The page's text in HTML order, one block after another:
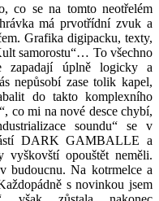
co se na tomto neotřelém
má prvotřídní zvuk a
Grafika digipacku, texty,
samorostu“… To všechno
zapadají úplně logicky a
nepůsobí zase tolik kapel,
do takto komplexního
co mi na nové desce chybí,
soundu“ se v
DARK GAMBALLE a
opouštět neměli.
budoucnu. Na kotrmelce a
s novinkou jsem